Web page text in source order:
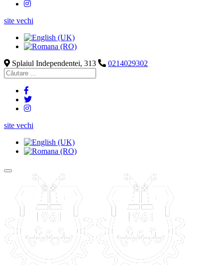
site vechi
Splaiul Independentei, 313 0214029302
site vechi